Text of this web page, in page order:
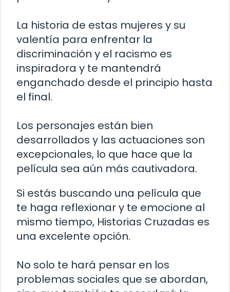
La historia de estas mujeres y su
valentía para enfrentar la
discriminación y el racismo es
inspiradora y te mantendrá
enganchado desde el principio hasta
el final.
Los personajes están bien
desarrollados y las actuaciones son
excepcionales, lo que hace que la
película sea aún más cautivadora.
Si estás buscando una película que
te haga reflexionar y te emocione al
mismo tiempo, Historias Cruzadas es
una excelente opción.
No solo te hará pensar en los
problemas sociales que se abordan,